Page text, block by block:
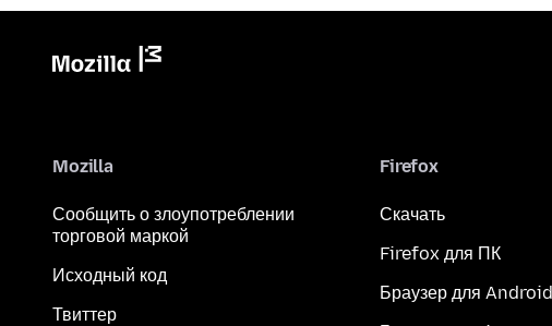
Mozilla
Сообщить о злоупотреблении
торговой маркой
Исходный код
Твиттер
Firefox
Скачать
Firefox для ПК
Браузер для Android